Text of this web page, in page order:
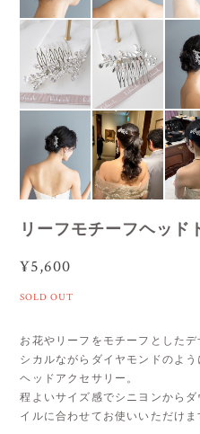
リーフモチーフヘッド
¥5,600
SOLD OUT
お花やリーフをモチーフとした
シカルながらダイヤモンドのよ
ヘッドアクセサリー。
程よいサイズ感でシニヨンから
イルに合わせてお使いいただけま